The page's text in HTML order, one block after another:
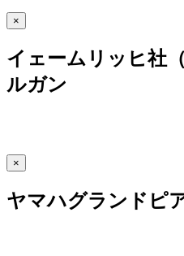
×
イェームリッヒ社
ルガン
×
ヤマハグランドピ